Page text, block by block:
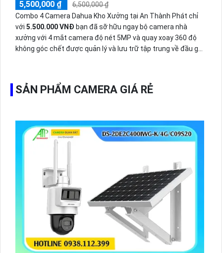
5,500,000 ₫
6,500,000 ₫
Combo 4 Camera Dahua Kho Xưởng tại An Thành Phát chỉ
với 5.500.000 VNĐ bạn đã sỡ hữu ngay bộ camera nhà
xưởng với 4 mắt camera độ nét 5MP và quay xoay 360 độ
không góc chết được quản lý và lưu trữ tập trung về đầu ghi
SẢN PHẨM CAMERA GIÁ RẺ